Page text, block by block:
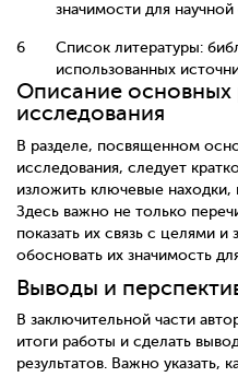
значимости для научной
Список литературы:
использованных
Описание основных
исследования
В разделе, посвященном
исследования, следует
изложить ключевые находки,
Здесь важно не только
показать их связь с целями
обосновать их значимость
Выводы и
В заключительной части
итоги работы и сделать
результатов. Важно указать,